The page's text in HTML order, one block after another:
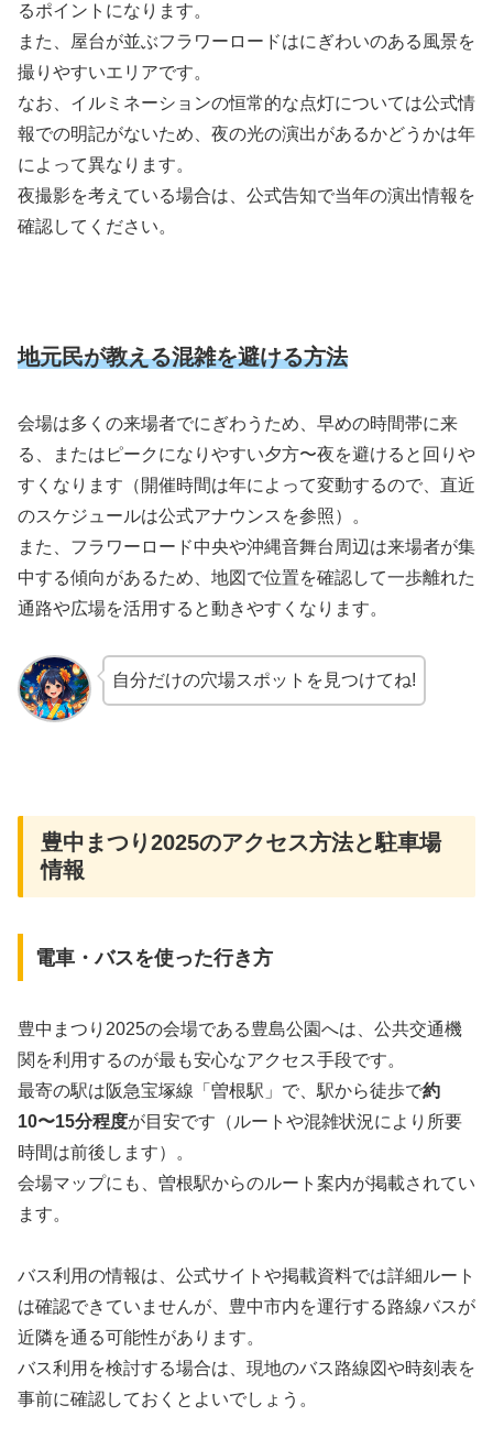
るポイントになります。
また、屋台が並ぶフラワーロードはにぎわいのある風景を
撮りやすいエリアです。
なお、イルミネーションの恒常的な点灯については公式情
報での明記がないため、夜の光の演出があるかどうかは年
によって異なります。
夜撮影を考えている場合は、公式告知で当年の演出情報を
確認してください。
地元民が教える混雑を避ける方法
会場は多くの来場者でにぎわうため、早めの時間帯に来
る、またはピークになりやすい夕方〜夜を避けると回りや
すくなります（開催時間は年によって変動するので、直近
のスケジュールは公式アナウンスを参照）。
また、フラワーロード中央や沖縄音舞台周辺は来場者が集
中する傾向があるため、地図で位置を確認して一歩離れた
通路や広場を活用すると動きやすくなります。
自分だけの穴場スポットを見つけてね!
豊中まつり2025のアクセス方法と駐車場
情報
電車・バスを使った行き方
豊中まつり2025の会場である豊島公園へは、公共交通機
関を利用するのが最も安心なアクセス手段です。
最寄の駅は阪急宝塚線「曽根駅」で、駅から徒歩で約
10〜15分程度が目安です（ルートや混雑状況により所要
時間は前後します）。
会場マップにも、曽根駅からのルート案内が掲載されてい
ます。
バス利用の情報は、公式サイトや掲載資料では詳細ルート
は確認できていませんが、豊中市内を運行する路線バスが
近隣を通る可能性があります。
バス利用を検討する場合は、現地のバス路線図や時刻表を
事前に確認しておくとよいでしょう。